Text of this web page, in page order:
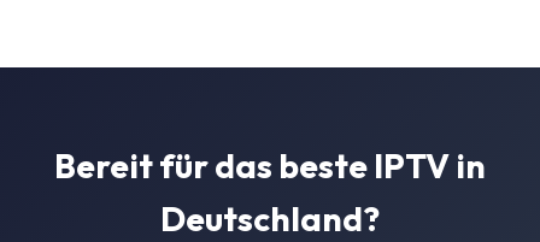
Bereit für das beste IPTV in
Deutschland?